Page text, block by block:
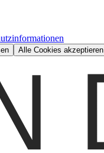
Alle Cookies akzeptieren